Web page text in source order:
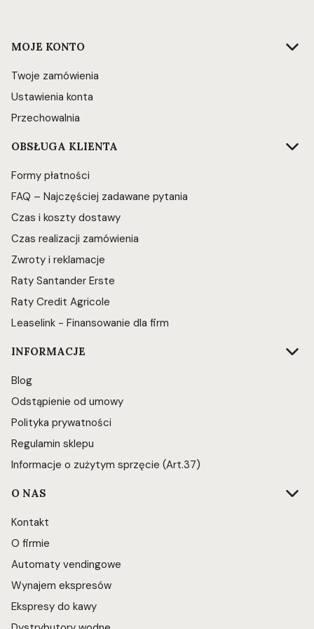
Linki w stopce
MOJE KONTO
Twoje zamówienia
Ustawienia konta
Przechowalnia
OBSŁUGA KLIENTA
Formy płatności
FAQ – Najczęściej zadawane pytania
Czas i koszty dostawy
Czas realizacji zamówienia
Zwroty i reklamacje
Raty Santander Erste
Raty Credit Agricole
Leaselink - Finansowanie dla firm
INFORMACJE
Blog
Odstąpienie od umowy
Polityka prywatności
Regulamin sklepu
Informacje o zużytym sprzęcie (Art.37)
O NAS
Kontakt
O firmie
Automaty vendingowe
Wynajem ekspresów
Ekspresy do kawy